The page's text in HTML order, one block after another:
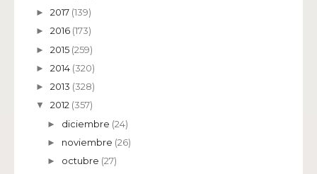
► 2017 (139)
► 2016 (173)
► 2015 (259)
► 2014 (320)
► 2013 (328)
▼ 2012 (357)
► diciembre (24)
► noviembre (26)
► octubre (27)